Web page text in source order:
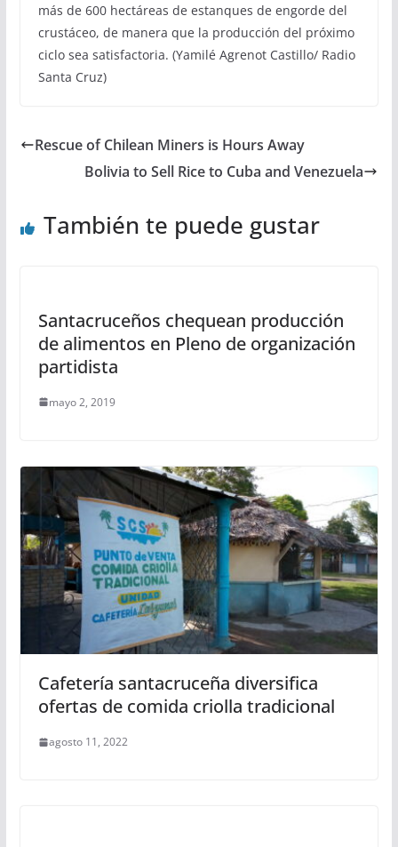
más de 600 hectáreas de estanques de engorde del
crustáceo, de manera que la producción del próximo
ciclo sea satisfactoria. (Yamilé Agrenot Castillo/ Radio
Santa Cruz)
Rescue of Chilean Miners is Hours Away
Bolivia to Sell Rice to Cuba and Venezuela
También te puede gustar
Santacruceños chequean producción
de alimentos en Pleno de organización
partidista
mayo 2, 2019
Cafetería santacruceña diversifica
ofertas de comida criolla tradicional
agosto 11, 2022